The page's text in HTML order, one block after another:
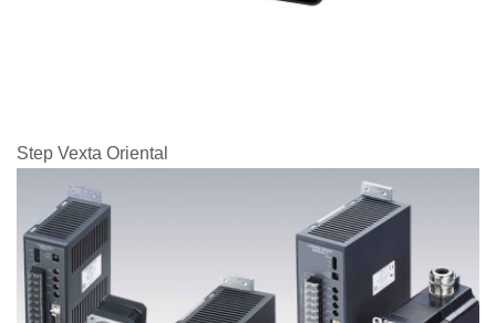
Step Vexta Oriental